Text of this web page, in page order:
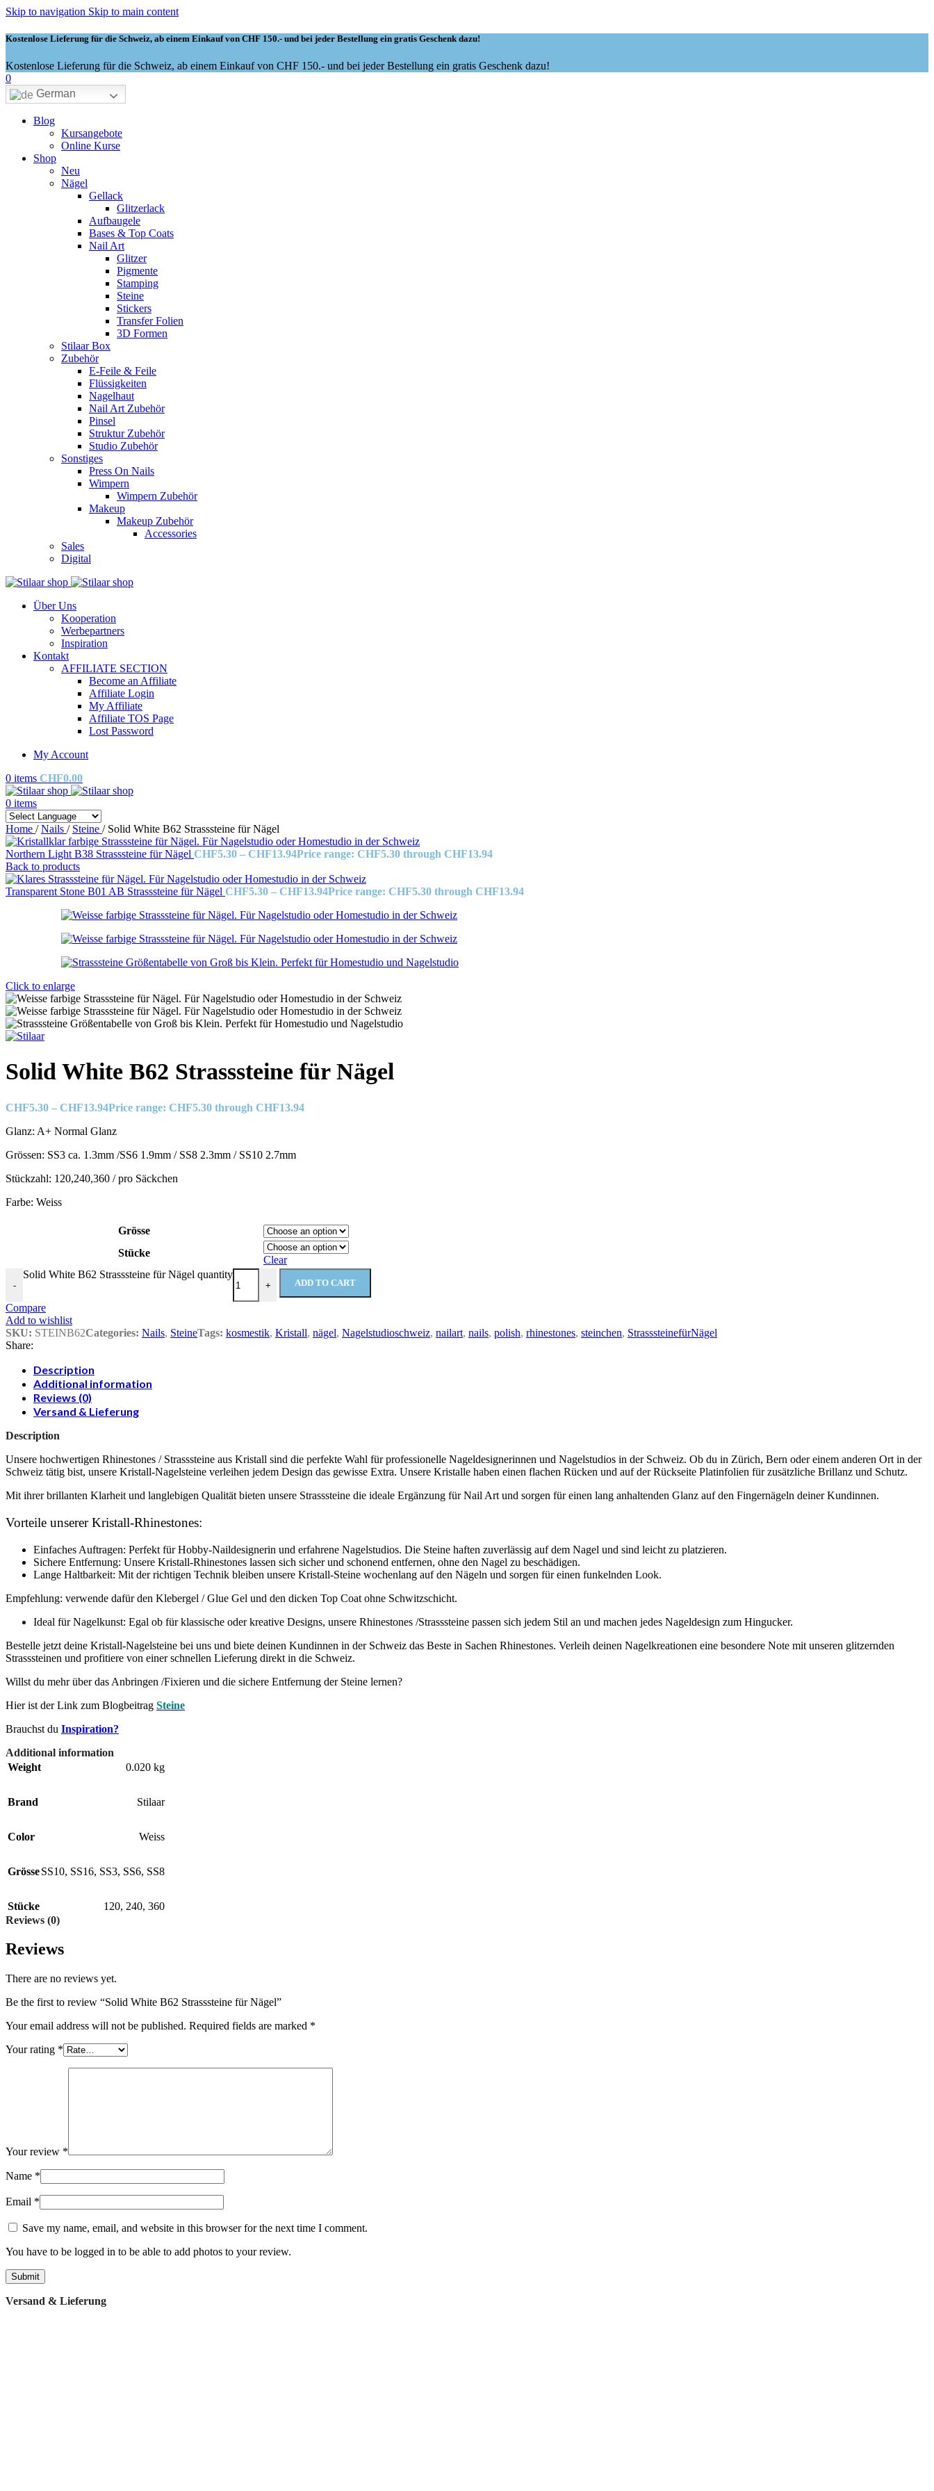
Skip to navigation Skip to main content
Kostenlose Lieferung für die Schweiz, ab einem Einkauf von CHF 150.- und bei jeder Bestellung ein gratis Geschenk dazu!
Kostenlose Lieferung für die Schweiz, ab einem Einkauf von CHF 150.- und bei jeder Bestellung ein gratis Geschenk dazu!
0
German
Blog
Kursangebote
Online Kurse
Shop
Neu
Nägel
Gellack
Glitzerlack
Aufbaugele
Bases & Top Coats
Nail Art
Glitzer
Pigmente
Stamping
Steine
Stickers
Transfer Folien
3D Formen
Stilaar Box
Zubehör
E-Feile & Feile
Flüssigkeiten
Nagelhaut
Nail Art Zubehör
Pinsel
Struktur Zubehör
Studio Zubehör
Sonstiges
Press On Nails
Wimpern
Wimpern Zubehör
Makeup
Makeup Zubehör
Accessories
Sales
Digital
Über Uns
Kooperation
Werbepartners
Inspiration
Kontakt
AFFILIATE SECTION
Become an Affiliate
Affiliate Login
My Affiliate
Affiliate TOS Page
Lost Password
My Account
0 items CHF0.00
0 items
Home / Nails / Steine / Solid White B62 Strasssteine für Nägel
Northern Light B38 Strasssteine für Nägel CHF5.30 – CHF13.94Price range: CHF5.30 through CHF13.94
Back to products
Transparent Stone B01 AB Strasssteine für Nägel CHF5.30 – CHF13.94Price range: CHF5.30 through CHF13.94
Click to enlarge
Solid White B62 Strasssteine für Nägel
CHF5.30 – CHF13.94Price range: CHF5.30 through CHF13.94
Glanz: A+ Normal Glanz
Grössen: SS3 ca. 1.3mm /SS6 1.9mm / SS8 2.3mm / SS10 2.7mm
Stückzahl: 120,240,360 / pro Säckchen
Farbe: Weiss
Grösse
Stücke
Clear
-
Solid White B62 Strasssteine für Nägel quantity
+ ADD TO CART
Compare
Add to wishlist
SKU: STEINB62Categories: Nails, SteineTags: kosmestik, Kristall, nägel, Nagelstudioschweiz, nailart, nails, polish, rhinestones, steinchen, StrasssteinefürNägel
Share:
Description
Additional information
Reviews (0)
Versand & Lieferung
Description
Unsere hochwertigen Rhinestones / Strasssteine aus Kristall sind die perfekte Wahl für professionelle Nageldesignerinnen und Nagelstudios in der Schweiz. Ob du in Zürich, Bern oder einem anderen Ort in der
Schweiz tätig bist, unsere Kristall-Nagelsteine verleihen jedem Design das gewisse Extra. Unsere Kristalle haben einen flachen Rücken und auf der Rückseite Platinfolien für zusätzliche Brillanz und Schutz.
Mit ihrer brillanten Klarheit und langlebigen Qualität bieten unsere Strasssteine die ideale Ergänzung für Nail Art und sorgen für einen lang anhaltenden Glanz auf den Fingernägeln deiner Kundinnen.
Vorteile unserer Kristall-Rhinestones:
Einfaches Auftragen: Perfekt für Hobby-Naildesignerin und erfahrene Nagelstudios. Die Steine haften zuverlässig auf dem Nagel und sind leicht zu platzieren.
Sichere Entfernung: Unsere Kristall-Rhinestones lassen sich sicher und schonend entfernen, ohne den Nagel zu beschädigen.
Lange Haltbarkeit: Mit der richtigen Technik bleiben unsere Kristall-Steine wochenlang auf den Nägeln und sorgen für einen funkelnden Look.
Empfehlung: verwende dafür den Klebergel / Glue Gel und den dicken Top Coat ohne Schwitzschicht.
Ideal für Nagelkunst: Egal ob für klassische oder kreative Designs, unsere Rhinestones /Strasssteine passen sich jedem Stil an und machen jedes Nageldesign zum Hingucker.
Bestelle jetzt deine Kristall-Nagelsteine bei uns und biete deinen Kundinnen in der Schweiz das Beste in Sachen Rhinestones. Verleih deinen Nagelkreationen eine besondere Note mit unseren glitzernden
Strasssteinen und profitiere von einer schnellen Lieferung direkt in die Schweiz.
Willst du mehr über das Anbringen /Fixieren und die sichere Entfernung der Steine lernen?
Hier ist der Link zum Blogbeitrag Steine
Brauchst du Inspiration?
Additional information
Weight
0.020 kg
Brand Stilaar
Color Weiss
GrösseSS10, SS16, SS3, SS6, SS8
Stücke 120, 240, 360
Reviews (0)
Reviews
There are no reviews yet.
Be the first to review “Solid White B62 Strasssteine für Nägel”
Your email address will not be published. Required fields are marked *
Your rating *
Your review *
Name *
Email *
Save my name, email, and website in this browser for the next time I comment.
You have to be logged in to be able to add photos to your review.
Versand & Lieferung